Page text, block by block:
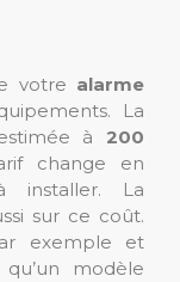
votre alarme
La
à 200
change en
La
sur ce coût.
exemple et
modèle